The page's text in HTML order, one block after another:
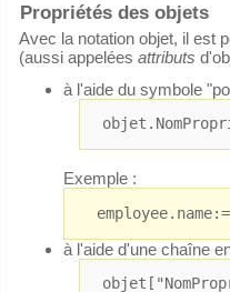
Propriétés des objets
Avec la notation objet, il est
(aussi appelées attributs
à l'aide du symbole
Exemple :
à l'aide d'une chaîne